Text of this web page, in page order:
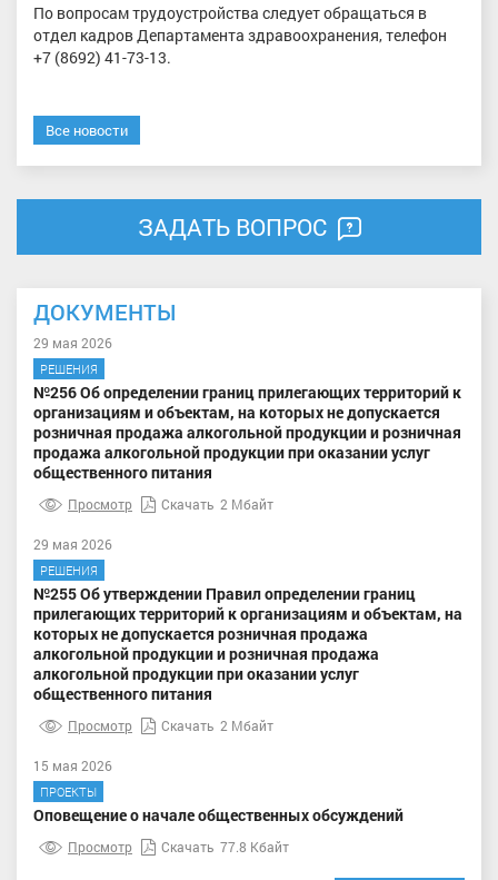
По вопросам трудоустройства следует обращаться в
отдел кадров Департамента здравоохранения, телефон
+7 (8692) 41-73-13.
Все новости
ЗАДАТЬ ВОПРОС
ДОКУМЕНТЫ
29 мая 2026
РЕШЕНИЯ
№256 Об определении границ прилегающих территорий к
организациям и объектам, на которых не допускается
розничная продажа алкогольной продукции и розничная
продажа алкогольной продукции при оказании услуг
общественного питания
Просмотр Скачать 2 Мбайт
29 мая 2026
РЕШЕНИЯ
№255 Об утверждении Правил определении границ
прилегающих территорий к организациям и объектам, на
которых не допускается розничная продажа
алкогольной продукции и розничная продажа
алкогольной продукции при оказании услуг
общественного питания
Просмотр Скачать 2 Мбайт
15 мая 2026
ПРОЕКТЫ
Оповещение о начале общественных обсуждений
Просмотр Скачать 77.8 Кбайт